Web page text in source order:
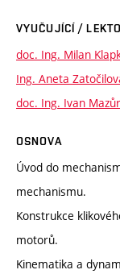
VYUČUJÍCÍ /
doc. Ing. Milan
Ing. Aneta
doc. Ing. Ivan
OSNOVA
Úvod do
mechanismu.
Konstrukce
motorů.
Kinematika a